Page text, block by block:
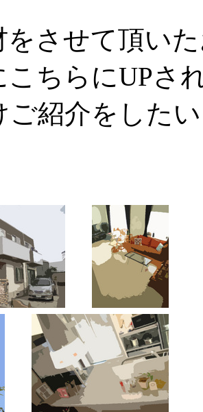
をさせて頂い
こちらにUPさ
ご紹介をした